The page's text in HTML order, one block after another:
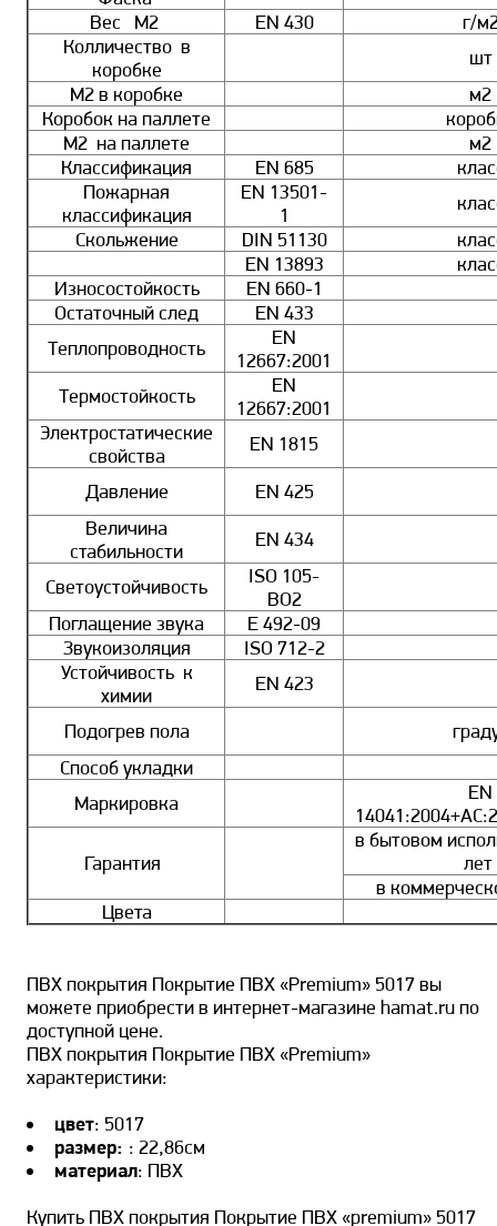
Вес М2
EN 430
г/
Колличество в
коробке
шт
М2 в коробке
м2
Коробок на паллете
М2 на паллете
м2
Классификация
EN 685
Пожарная
классификация
EN 13501-
1
Скольжение
DIN 51130
EN 13893
Износостойкость
EN 660-1
Остаточный след
EN 433
Теплопроводность
EN
12667:2001
Термостойкость
EN
12667:2001
Электростатические
свойства
EN 1815
Давление
EN 425
Величина
стабильности
EN 434
Светоустойчивость
ISO 105-
BO2
Поглащение звука
E 492-09
Звукоизоляция
ISO 712-2
Устойчивость к
химии
EN 423
Подогрев пола
Способ укладки
Маркировка
EN
Гарантия
в бытовом
лет
в
Цвета
ПВХ покрытия Покрытие ПВХ «Premium» 5017 вы
можете приобрести в интернет-магазине hamat.ru по
доступной цене.
ПВХ покрытия Покрытие ПВХ «Premium»
характеристики:
цвет: 5017
размер: : 22,86см
материал: ПВХ
Купить ПВХ покрытия Покрытие ПВХ «premium» 5017